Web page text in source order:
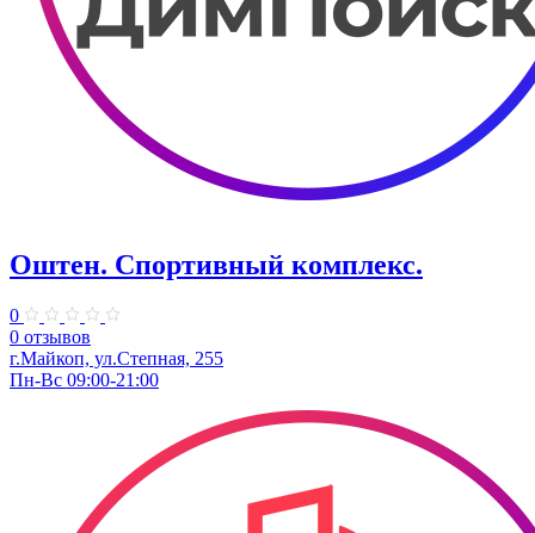
Оштен. Спортивный комплекс.
0
0 отзывов
г.Майкоп, ул.Степная, 255
Пн-Вс 09:00-21:00